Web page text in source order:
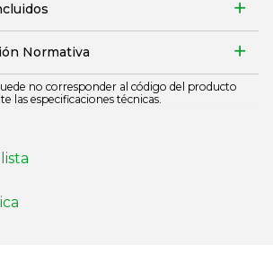
Normativa
no corresponder al código del producto
las especificaciones técnicas.